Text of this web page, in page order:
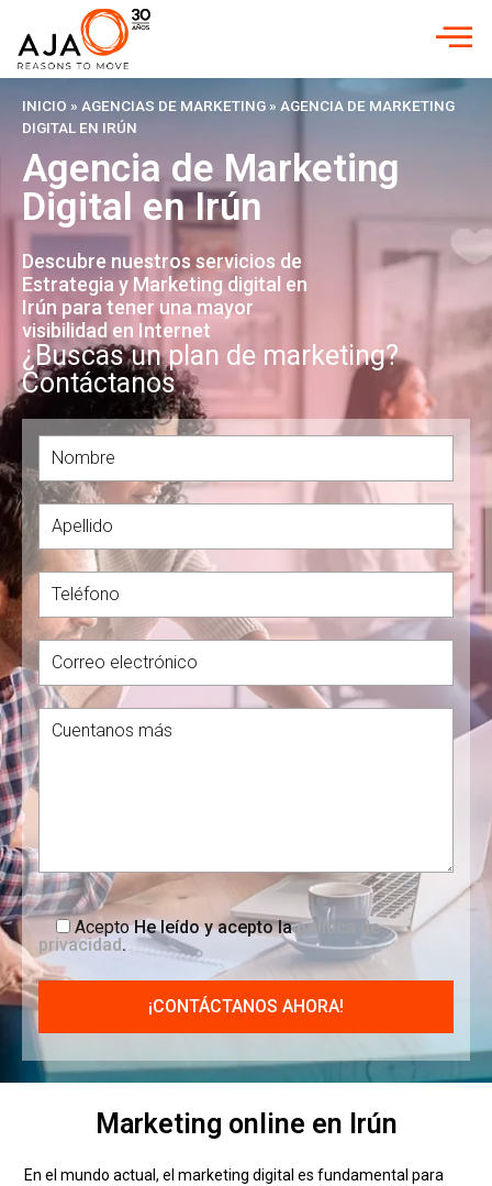
INICIO » AGENCIAS DE MARKETING » AGENCIA DE MARKETING
DIGITAL EN IRÚN
Agencia de Marketing
Digital en Irún
Descubre nuestros servicios de
Estrategia y Marketing digital en
Irún para tener una mayor
visibilidad en Internet
¿Buscas un plan de marketing?
Contáctanos
AceptoHe leído y acepto lapolítica de
privacidad.
Marketing online en Irún
En el mundo actual, el marketing digital es fundamental para